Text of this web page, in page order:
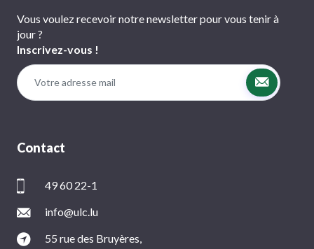
Vous voulez recevoir notre newsletter pour vous tenir à
jour ?
Inscrivez-vous !
Contact
49 60 22-1
info@ulc.lu
55 rue des Bruyères,